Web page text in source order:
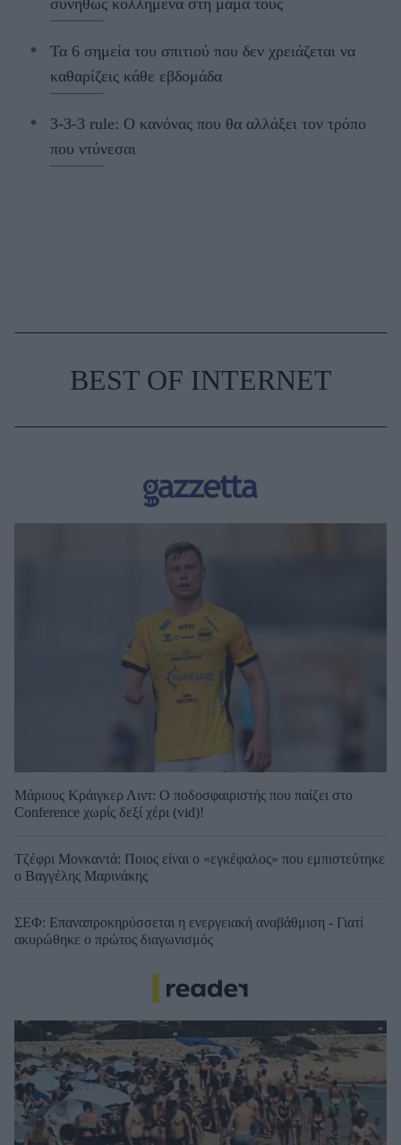
συνήθως κολλημένα στη μαμά τους
Τα 6 σημεία του σπιτιού που δεν χρειάζεται να
καθαρίζεις κάθε εβδομάδα
3-3-3 rule: Ο κανόνας που θα αλλάξει τον τρόπο
που ντύνεσαι
BEST OF INTERNET
Μάριους Κράιγκερ Λιντ: Ο ποδοσφαιριστής που παίζει στο
Conference χωρίς δεξί χέρι (vid)!
Τζέφρι Μονκαντά: Ποιος είναι ο «εγκέφαλος» που εμπιστεύτηκε
ο Βαγγέλης Μαρινάκης
ΣΕΦ: Επαναπροκηρύσσεται η ενεργειακή αναβάθμιση - Γιατί
ακυρώθηκε ο πρώτος διαγωνισμός